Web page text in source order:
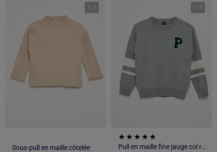
1 / 3
Sous-pull en maille côtelée
1 / 3
Pull en maille fine jauge col rond